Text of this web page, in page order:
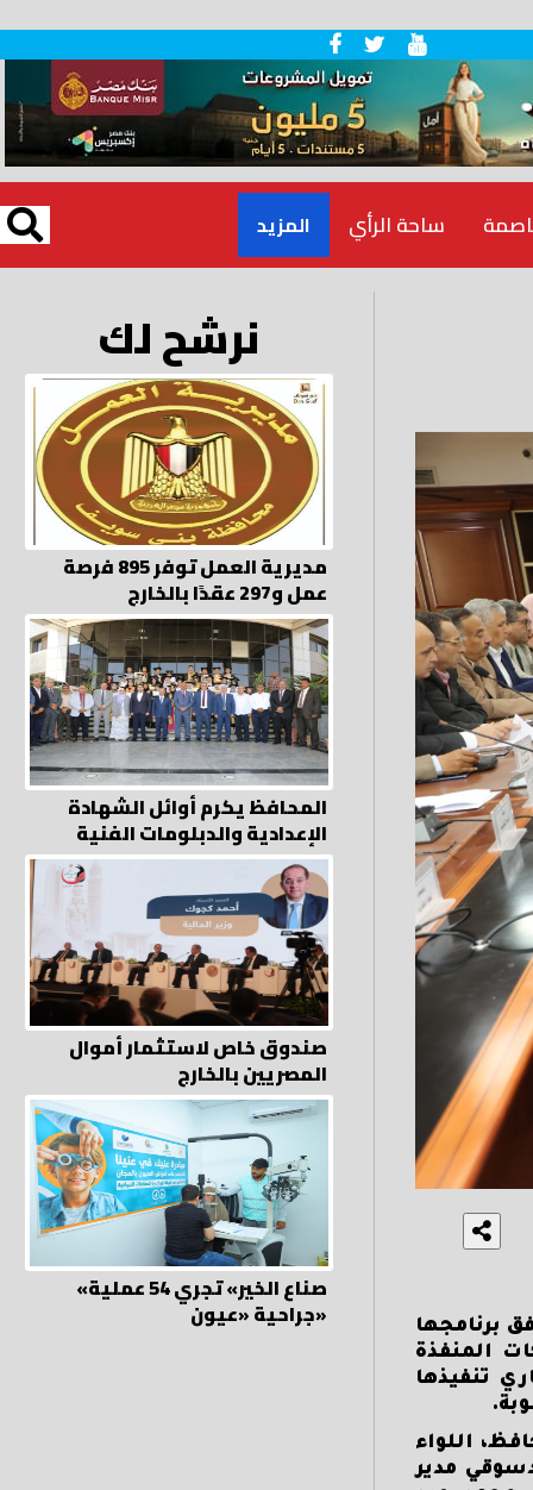
المزيد ساحة الرأي
برنامجها
المنفذة
تنفيذها
اللواء
مدير
نرشح لك
مديرية العمل توفر 895 فرصة
عمل و297 عقدًا بالخارج
المحافظ يكرم أوائل الشهادة
الإعدادية والدبلومات الفنية
صندوق خاص لاستثمار أموال
المصريين بالخارج
«صناع الخير» تجري 54 عملية
جراحية «عيون»